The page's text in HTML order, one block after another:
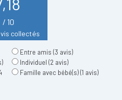
/ 10
collectés
Entre amis (3 avis)
Individuel (2 avis)
Famille avec bébé(s)(1 avis)